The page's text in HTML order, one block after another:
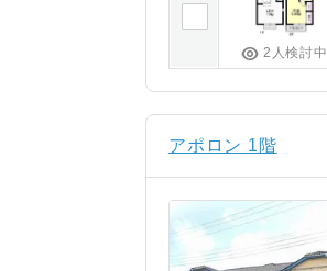
2人検討中
アポロン 1階